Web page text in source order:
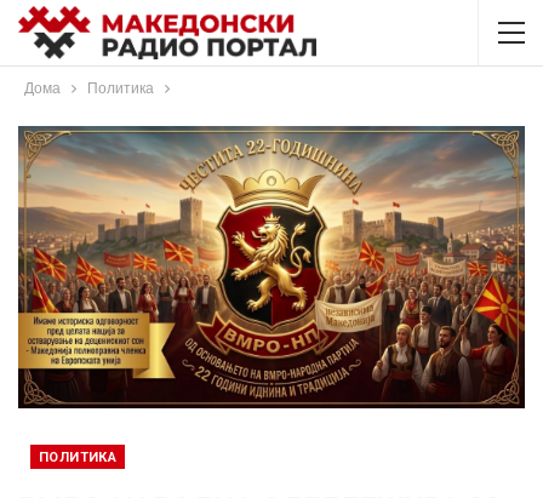
Дома Политика
ПОЛИТИКА